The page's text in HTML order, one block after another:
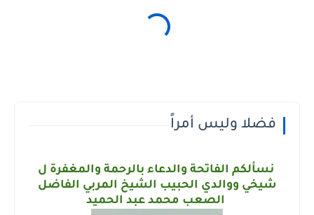
فضلا وليس أمراً
نسألكم الفاتحة والدعاء بالرحمة والمغفرة ل
شيخي ووالدي الحبيب الشيخ المربي الفاضل
الصعب محمد عبد الحميد